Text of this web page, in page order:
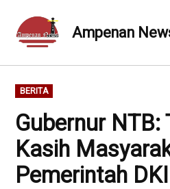
content
Ampenan
POSTED
IN
BERITA
Gubernur NTB:
Kasih
Pemerintah